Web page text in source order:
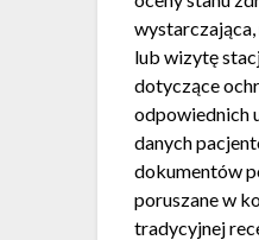
lub wizytę
dotyczące
odpowiednich
danych
dokumentów
poruszane w
tradycyjnej